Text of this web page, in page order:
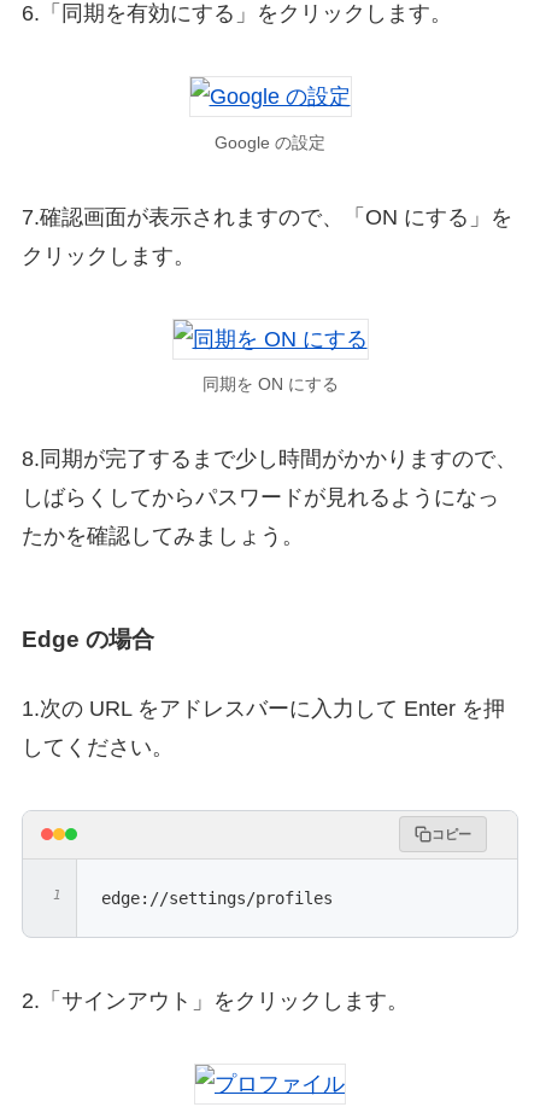
6.「同期を有効にする」をクリックします。
Google の設定
7.確認画面が表示されますので、「ON にする」を
クリックします。
同期を ON にする
8.同期が完了するまで少し時間がかかりますので、
しばらくしてからパスワードが見れるようになっ
たかを確認してみましょう。
Edge の場合
1.次の URL をアドレスバーに入力して Enter を押
してください。
コピー
edge://settings/profiles
2.「サインアウト」をクリックします。